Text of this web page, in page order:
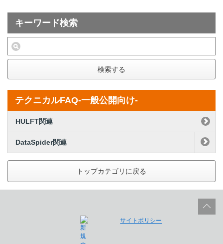
キーワード検索
検索する
テクニカルFAQ-一般公開向け-
HULFT関連
DataSpider関連
トップカテゴリに戻る
サイトポリシー